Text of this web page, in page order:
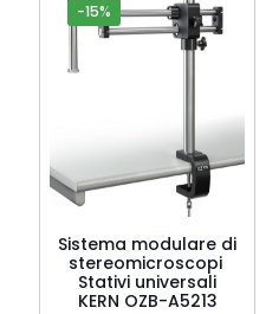
-15%
Sistema modulare di
stereomicroscopi 
Stativi universali
KERN OZB-A5213